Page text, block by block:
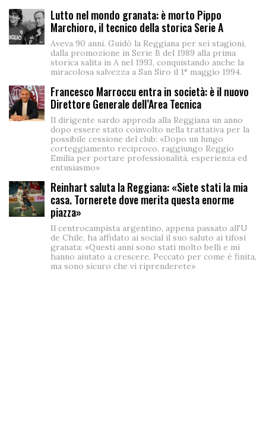
Lutto nel mondo granata: è morto Pippo
Marchioro, il tecnico della storica Serie A
Aveva 90 anni. Guidò la Reggiana per sei stagioni,
dalla promozione in Serie B del 1989 alla prima
storica salita in A nel 1993, conquistando anche la
miracolosa salvezza a San Siro il 1° maggio 1994.
Francesco Marroccu entra in società: è il nuovo
Direttore Generale dell’Area Tecnica
Il dirigente sardo approda alla Reggiana un anno
dopo essere stato coinvolto nella trattativa per la
possibile cessione del club: «Dopo un lungo
corteggiamento reciproco, raggiungo Reggio
Emilia per portare professionalità, esperienza ed
entusiasmo»
Reinhart saluta la Reggiana: «Siete stati la mia
casa. Tornerete dove merita questa enorme
piazza»
Il centrocampista argentino, appena passato all'U
de Chile, ha affidato ai social il suo saluto ai tifosi
granata: «Questi anni sono stati molto belli e mi
hanno aiutato a crescere. Peccato per come è finita,
ma sono sicuro che vi riprenderete»